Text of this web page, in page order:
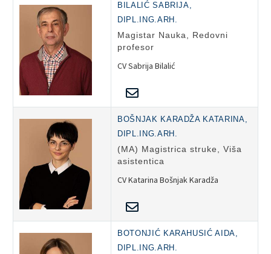
BILALIĆ SABRIJA,
DIPL.ING.ARH.
Magistar Nauka, Redovni
profesor
CV Sabrija Bilalić
BOŠNJAK KARADŽA KATARINA,
DIPL.ING.ARH.
(MA) Magistrica struke, Viša
asistentica
CV Katarina Bošnjak Karadža
BOTONJIĆ KARAHUSIĆ AIDA,
DIPL.ING.ARH.